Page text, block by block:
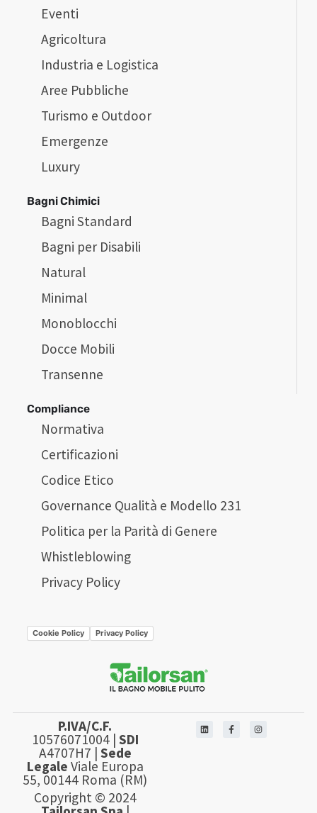
Eventi
Agricoltura
Industria e Logistica
Aree Pubbliche
Turismo e Outdoor
Emergenze
Luxury
Bagni Chimici
Bagni Standard
Bagni per Disabili
Natural
Minimal
Monoblocchi
Docce Mobili
Transenne
Compliance
Normativa
Certificazioni
Codice Etico
Governance Qualità e Modello 231
Politica per la Parità di Genere
Whistleblowing
Privacy Policy
Cookie Policy Privacy Policy
P.IVA/C.F.
10576071004 | SDI
A4707H7 | Sede
Legale Viale Europa
55, 00144 Roma (RM)
Copyright © 2024